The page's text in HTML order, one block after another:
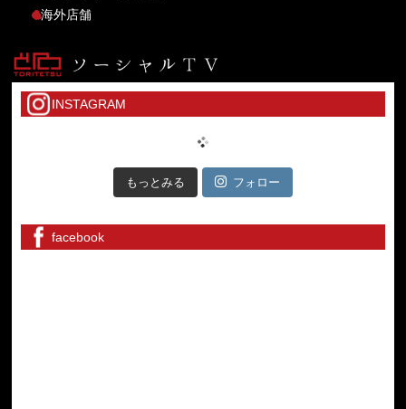
海外店舗
INSTAGRAM
もっとみる フォロー
facebook